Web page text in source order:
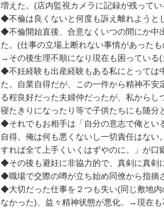
増えた。(店内監視カメラに記録が残ってい
◆不倫は良くないと何度も訴え離れようと
◆不倫開始直後、合意なくいつの間にか中
た。(仕事の立場上断れない事情があった
→その後生理不順になり現在も困っている
◆不妊経験も出産経験もある私にとっては
た。自業自得だが、この一件から精神不
る程良好だった夫婦仲だったが、私から
寝たきりになったり等で子供たちにも随分
◆それでもお相手は「自分の意志で俺とい
自得。俺は何も悪くないし一切責任はな
すれば全て上手くいくはずやのに。」が口
◆その後も避妊に非協力的で、真剣に真剣
◆職場で交際の噂が立ち始め同僚から指摘
◆大切だった仕事を２つも失い(同じ敷地
なかった)、益々精神状態が悪化。→現在も